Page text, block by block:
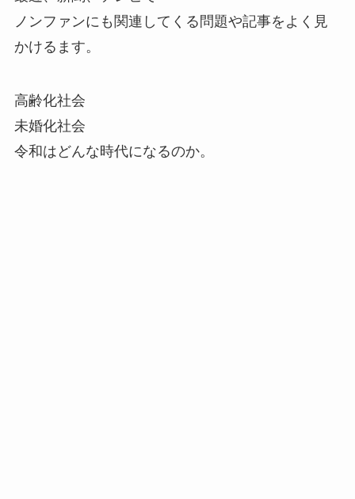
ノンファンにも関連してくる問題や記事をよく見
かけるます。
高齢化社会
未婚化社会
令和はどんな時代になるのか。